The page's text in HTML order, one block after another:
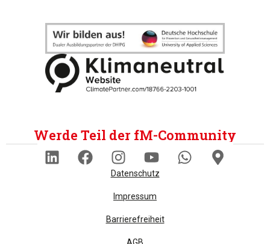
Werde Teil der fM-Community
Datenschutz
Impressum
Barrierefreiheit
AGB